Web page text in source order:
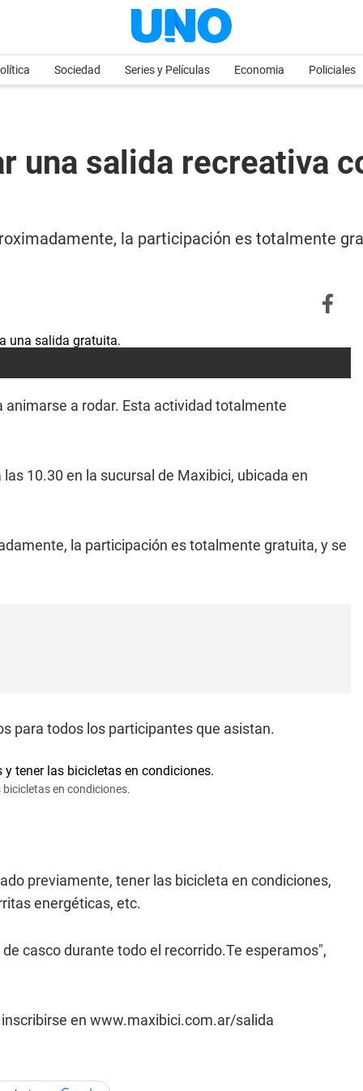
Sociedad Series y Películas Economia Policiales
una salida recreativa
la participación es totalmente
a rodar. Esta actividad totalmente
10.30 en la sucursal de Maxibici, ubicada en
la participación es totalmente gratuita, y se
para todos los participantes que asistan.
en condiciones.
previamente, tener las bicicleta en condiciones,
energéticas, etc.
casco durante todo el recorrido.Te esperamos",
en www.maxibici.com.ar/salida